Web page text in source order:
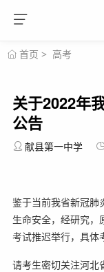
首页 > 高考
关于2022年
公告
献县第一中学
鉴于当前我省新冠肺
生命安全，经研究，
考试推迟举行，具体
请考生密切关注河北